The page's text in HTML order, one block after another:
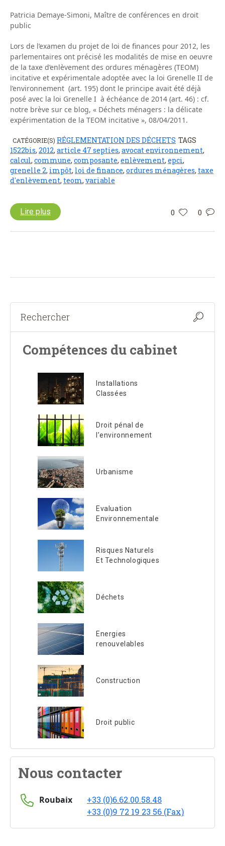
Patricia Demaye-Simoni, Maître de conférences en droit
public
Lors de l’examen du projet de loi de finances pour 2012, les
parlementaires ont précisé les modalités de mise en oeuvre
de la taxe d’enlèvement des ordures ménagères (TEOM)
incitative et expérimentale adoptée avec la loi Grenelle II de
l’environnement (art. 195) dont le principe avait été déjà
posé avec la loi Grenelle I à échéance de 2014 (art. 46) : cf.
notre brève sur ce blog, « Déchets ménagers : la délicate
expérimentation de la TEOM incitative », 08/04/2011.
CATÉGORIE(S) RÉGLEMENTATION DES DÉCHETS TAGS
1522bis, 2012, article 47 septies, avocat environnement,
calcul, commune, composante, enlèvement, epci,
grenelle 2, impôt, loi de finance, ordures ménagères, taxe
d'enlèvement, teom, variable
0 0
Lire plus
Compétences du cabinet
Installations
Classées
Droit pénal de
l’environnement
Urbanisme
Evaluation
Environnementale
Risques Naturels
Et Technologiques
Déchets
Energies
renouvelables
Construction
Droit public
Nous contacter
Roubaix
+33 (0)6.62.00.58.48
+33 (0)9 72 19 23 56 (Fax)